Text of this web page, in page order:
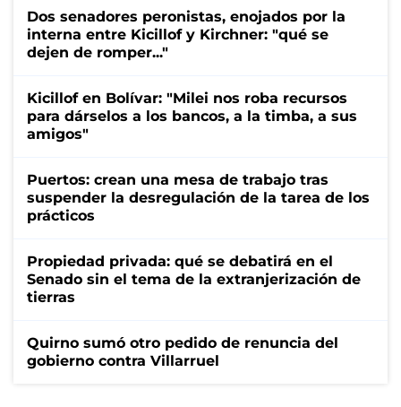
Dos senadores peronistas, enojados por la
interna entre Kicillof y Kirchner: "qué se
dejen de romper..."
Kicillof en Bolívar: "Milei nos roba recursos
para dárselos a los bancos, a la timba, a sus
amigos"
Puertos: crean una mesa de trabajo tras
suspender la desregulación de la tarea de los
prácticos
Propiedad privada: qué se debatirá en el
Senado sin el tema de la extranjerización de
tierras
Quirno sumó otro pedido de renuncia del
gobierno contra Villarruel